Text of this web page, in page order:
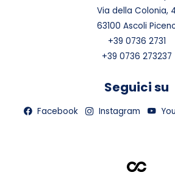
Via della Colonia,
63100 Ascoli
+39 0736 2731
+39 0736 273237
Seguici su
Facebook Instagram